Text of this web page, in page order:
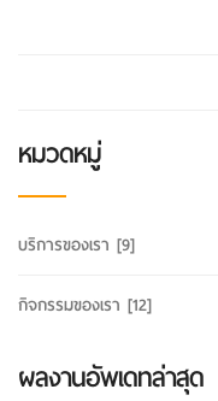
หมวดหมู่
บริการของเรา [9]
กิจกรรมของเรา [12]
ผลงานอัพเดทล่าสุด